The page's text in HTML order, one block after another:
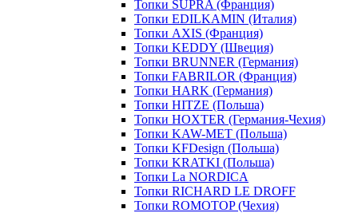
Топки SUPRA (Франция)
Топки EDILKAMIN (Италия)
Топки AXIS (Франция)
Топки KEDDY (Швеция)
Топки BRUNNER (Германия)
Топки FABRILOR (Франция)
Топки HARK (Германия)
Топки HITZE (Польша)
Топки HOXTER (Германия-Чехия)
Топки KAW-MET (Польша)
Топки KFDesign (Польша)
Топки KRATKI (Польша)
Топки La NORDICA
Топки RICHARD LE DROFF
Топки ROMOTOP (Чехия)